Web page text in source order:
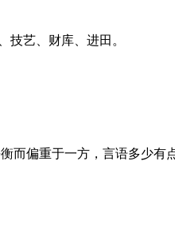
艺、财库、进田。
偏重于一方，言语多少有